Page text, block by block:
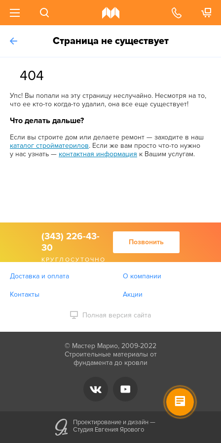
Страница не существует
404
Упс! Вы попали на эту страницу неслучайно. Несмотря на то,
что ее кто-то когда-то удалил, она все еще существует!
Что делать дальше?
Если вы строите дом или делаете ремонт — заходите в наш
каталог стройматерилов. Если же вам просто что-то нужно
у нас узнать — контактная информация к Вашим услугам.
(343) 226-43-
30
КРУГЛОСУТОЧНО
Позвонить
Доставка и оплата О компании
Контакты Акции
Полная версия сайта
© Мастер Марио, 2009-2022
Строительные материалы от
фундамента до кровли
Проектирование и дизайн —
Студия Евгения Ярового